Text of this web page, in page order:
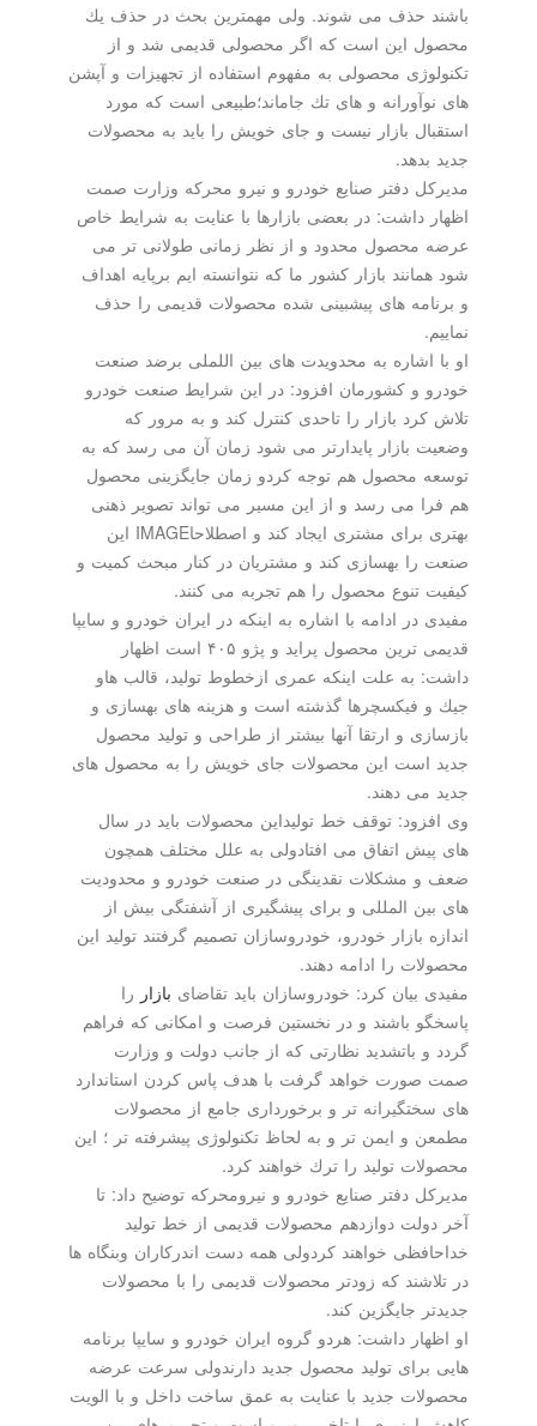
باشند حذف می شوند. ولی مهمترین بحث در حذف یك
محصول این است كه اگر محصولی قدیمی شد و از
تكنولوژی محصولی به مفهوم استفاده از تجهیزات و آپشن
های نوآورانه و های تك جاماند؛طبیعی است كه مورد
استقبال بازار نیست و جای خویش را باید به محصولات
جدید بدهد.
مدیركل دفتر صنایع خودرو و نیرو محركه وزارت صمت
اظهار داشت: در بعضی بازارها با عنایت به شرایط خاص
عرضه محصول محدود و از نظر زمانی طولانی تر می
شود همانند بازار كشور ما كه نتوانسته ایم برپایه اهداف
و برنامه های پیشبینی شده محصولات قدیمی را حذف
او با اشاره به محدویدت های بین اللملی برضد صنعت
خودرو و كشورمان افزود: در این شرایط صنعت خودرو
تلاش كرد بازار را تاحدی كنترل كند و به مرور كه
وضعیت بازار پایدارتر می شود زمان آن می رسد كه به
توسعه محصول هم توجه كردو زمان جایگزینی محصول
هم فرا می رسد و از این مسیر می تواند تصویر ذهنی
بهتری برای مشتری ایجاد كند و اصطلاحاIMAGE این
صنعت را بهسازی كند و مشتریان در كنار مبحث كمیت و
كیفیت تنوع محصول را هم تجربه می كنند.
مفیدی در ادامه با اشاره به اینكه در ایران خودرو و سایپا
قدیمی ترین محصول پراید و پژو ۴۰۵ است اظهار
داشت: به علت اینكه عمری ازخطوط تولید، قالب هاو
جیك و فیكسچرها گذشته است و هزینه های بهسازی و
بازسازی و ارتقا آنها بیشتر از طراحی و تولید محصول
جدید است این محصولات جای خویش را به محصول های
جدید می دهند.
وی افزود: توقف خط تولیداین محصولات باید در سال
های پیش اتفاق می افتادولی به علل مختلف همچون
ضعف و مشكلات نقدینگی در صنعت خودرو و محدودیت
های بین المللی و برای پیشگیری از آشفتگی بیش از
اندازه بازار خودرو، خودروسازان تصمیم گرفتند تولید این
محصولات را ادامه دهند.
مفیدی بیان كرد: خودروسازان باید تقاضای بازاررا
پاسخگو باشند و در نخستین فرصت و امكانی كه فراهم
گردد و باتشدید نظارتی كه از جانب دولت و وزارت
صمت صورت خواهد گرفت با هدف پاس كردن استاندارد
های سختگیرانه تر و برخورداری جامع از محصولات
مطمعن و ایمن تر و به لحاظ تكنولوژی پیشرفته تر ؛ این
محصولات تولید را ترك خواهند كرد.
مدیركل دفتر صنایع خودرو و نیرومحركه توضیح داد: تا
آخر دولت دوازدهم محصولات قدیمی از خط تولید
خداحافظی خواهند كردولی همه دست اندركاران وبنگاه ها
در تلاشند كه زودتر محصولات قدیمی را با محصولات
جدیدتر جایگزین كند.
او اظهار داشت: هردو گروه ایران خودرو و سایپا برنامه
هایی برای تولید محصول جدید دارندولی سرعت عرضه
محصولات جدید با عنایت به عمق ساخت داخل و با الویت